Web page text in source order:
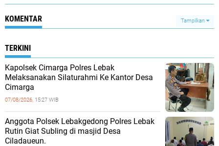
KOMENTAR Tampilkan
TERKINI
Kapolsek Cimarga Polres Lebak
Melaksanakan Silaturahmi Ke Kantor Desa
Cimarga
07/08/2026, 15:27 WIB
Anggota Polsek Lebakgedong Polres Lebak
Rutin Giat Subling di masjid Desa
Ciladaueun.